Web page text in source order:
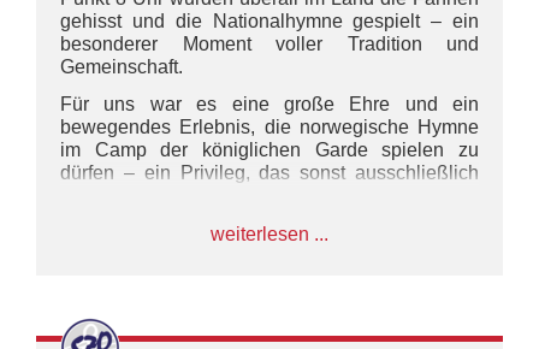
gehisst und die Nationalhymne gespielt – ein
besonderer Moment voller Tradition und
Gemeinschaft.
Für uns war es eine große Ehre und ein
bewegendes Erlebnis, die norwegische Hymne
im Camp der königlichen Garde spielen zu
dürfen – ein Privileg, das sonst ausschließlich
Jetzt geht’s zur Parade 🥹🥹🥹
weiterlesen ...